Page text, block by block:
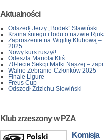
Aktualności
Odszedł Jerzy „Bodek” Sławiński
Kraina śniegu i lodu o nazwie
Zaproszenie na Wigilię Klubową –
2025
Nowy kurs ruszył!
Odeszła Mariola Kliś
70-lecie Sekcji Matki Naszej –
Walne Zebranie Członków 2025
Finale Ligure
Freus Cup
Odszedł Zdzichu Słowiński
Klub zrzeszony w PZA
Komisja